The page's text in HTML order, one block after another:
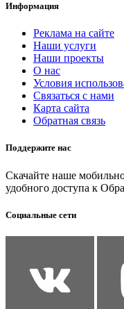
Информация
Реклама на сайте
Наши услуги
Наши проекты
О нас
Условия
Связаться с нами
Карта сайта
Обратная связь
Поддержите нас
Скачайте наше
удобного доступа к
Социальные сети